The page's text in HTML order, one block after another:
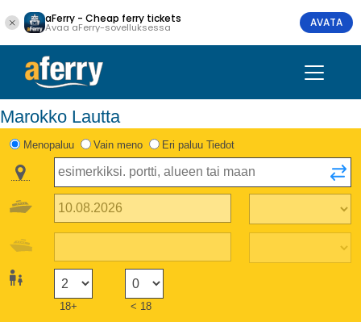
aFerry - Cheap ferry tickets
Avaa aFerry-sovelluksessa AVATA
Marokko Lautta
Menopaluu Vain meno Eri paluu Tiedot
18+ < 18